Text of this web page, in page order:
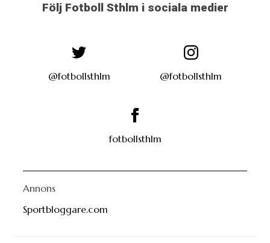
Följ Fotboll Sthlm i sociala medier
@fotbollsthlm @fotbollsthlm
fotbollsthlm
Annons
Sportbloggare.com